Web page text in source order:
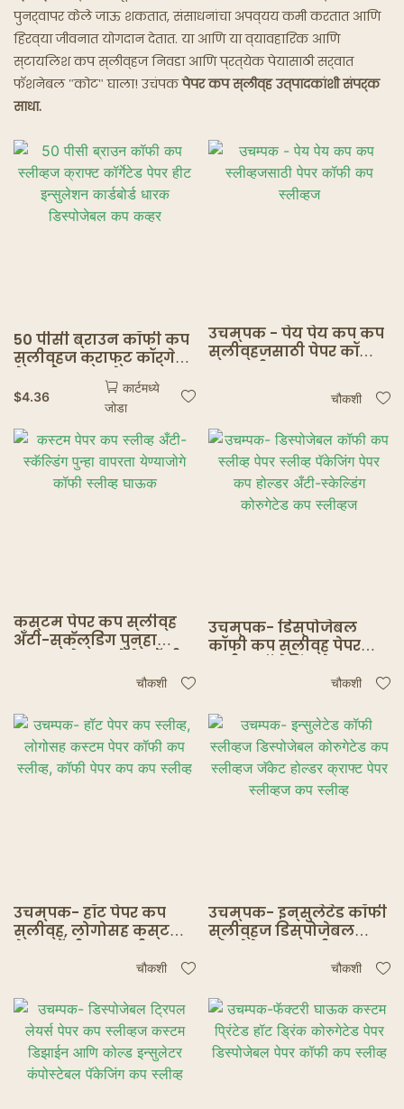
पुनर्वापर केले जाऊ शकतात, संसाधनांचा अपव्यय कमी करतात आणि
हिरव्या जीवनात योगदान देतात. या आणि या व्यावहारिक आणि
स्टायलिश कप स्लीव्हज निवडा आणि प्रत्येक पेयासाठी सर्वात
फॅशनेबल "कोट" घाला! उचंपकपेपर कप स्लीव्ह उत्पादकांशी संपर्क
साधा.
50 पीसी ब्राउन कॉफी कप
स्लीव्हज क्राफ्ट कॉर्गेटेड
पेपर हीट इन्सुलेशन
कार्डबोर्ड धारक
डिस्पोजेबल कप कव्हर
$4.36
कार्टमध्ये
जोडा
उचम्पक - पेय पेय कप कप
स्लीव्हजसाठी पेपर कॉफी
चौकशी
कस्टम पेपर कप स्लीव्ह
अँटी-स्कॅल्डिंग पुन्हा
चौकशी
उचम्पक- डिस्पोजेबल
कॉफी कप स्लीव्ह पेपर
होल्डर अँटी-स्केल्डिंग
चौकशी
उचम्पक- हॉट पेपर कप
स्लीव्ह, लोगोसह कस्टम
कॉफी पेपर कप कप स्लीव्ह
चौकशी
उचम्पक- इन्सुलेटेड कॉफी
स्लीव्हज डिस्पोजेबल
जॅकेट होल्डर क्राफ्ट पेपर
चौकशी